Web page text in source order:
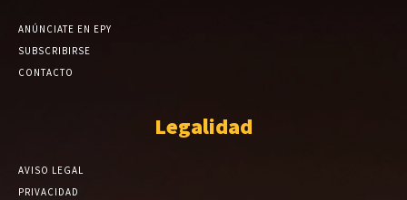
ANÚNCIATE EN EPY
SUBSCRIBIRSE
CONTACTO
Legalidad
AVISO LEGAL
PRIVACIDAD